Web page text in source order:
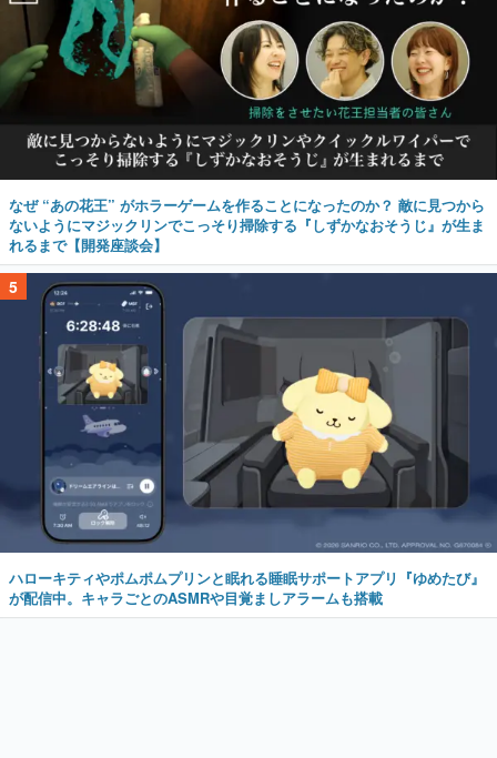
なぜ “あの花王” がホラーゲームを作ることになったのか？ 敵に見つから
ないようにマジックリンでこっそり掃除する『しずかなおそうじ』が生ま
れるまで【開発座談会】
5
ハローキティやポムポムプリンと眠れる睡眠サポートアプリ『ゆめたび』
が配信中。キャラごとのASMRや目覚ましアラームも搭載